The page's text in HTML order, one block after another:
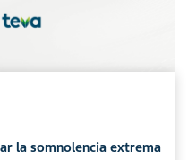
la somnolencia extrema